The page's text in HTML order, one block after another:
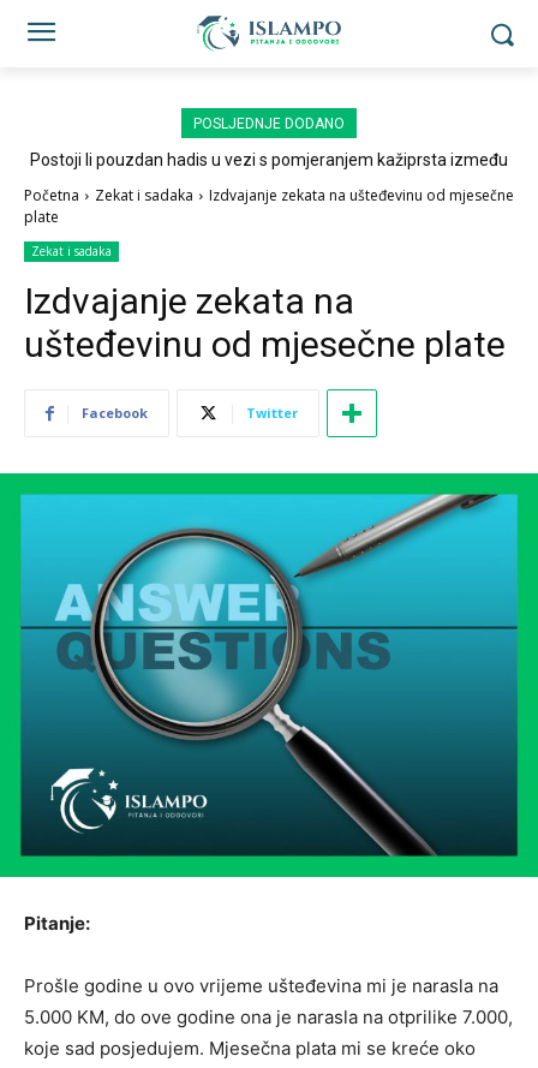
POSLJEDNJE DODANO
Postoji li pouzdan hadis u vezi s pomjeranjem kažiprsta između
Početna Zekat i sadaka
Izdvajanje zekata na ušteđevinu od mjesečne
plate
Zekat i sadaka
Izdvajanje zekata na
ušteđevinu od mjesečne plate
Facebook Twitter
Pitanje:
Prošle godine u ovo vrijeme ušteđevina mi je narasla na
5.000 KM, do ove godine ona je narasla na otprilike 7.000,
koje sad posjedujem. Mjesečna plata mi se kreće oko